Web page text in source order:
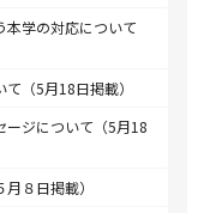
本学の対応について
（5月18日掲載）
ージについて（5月18
８日掲載）